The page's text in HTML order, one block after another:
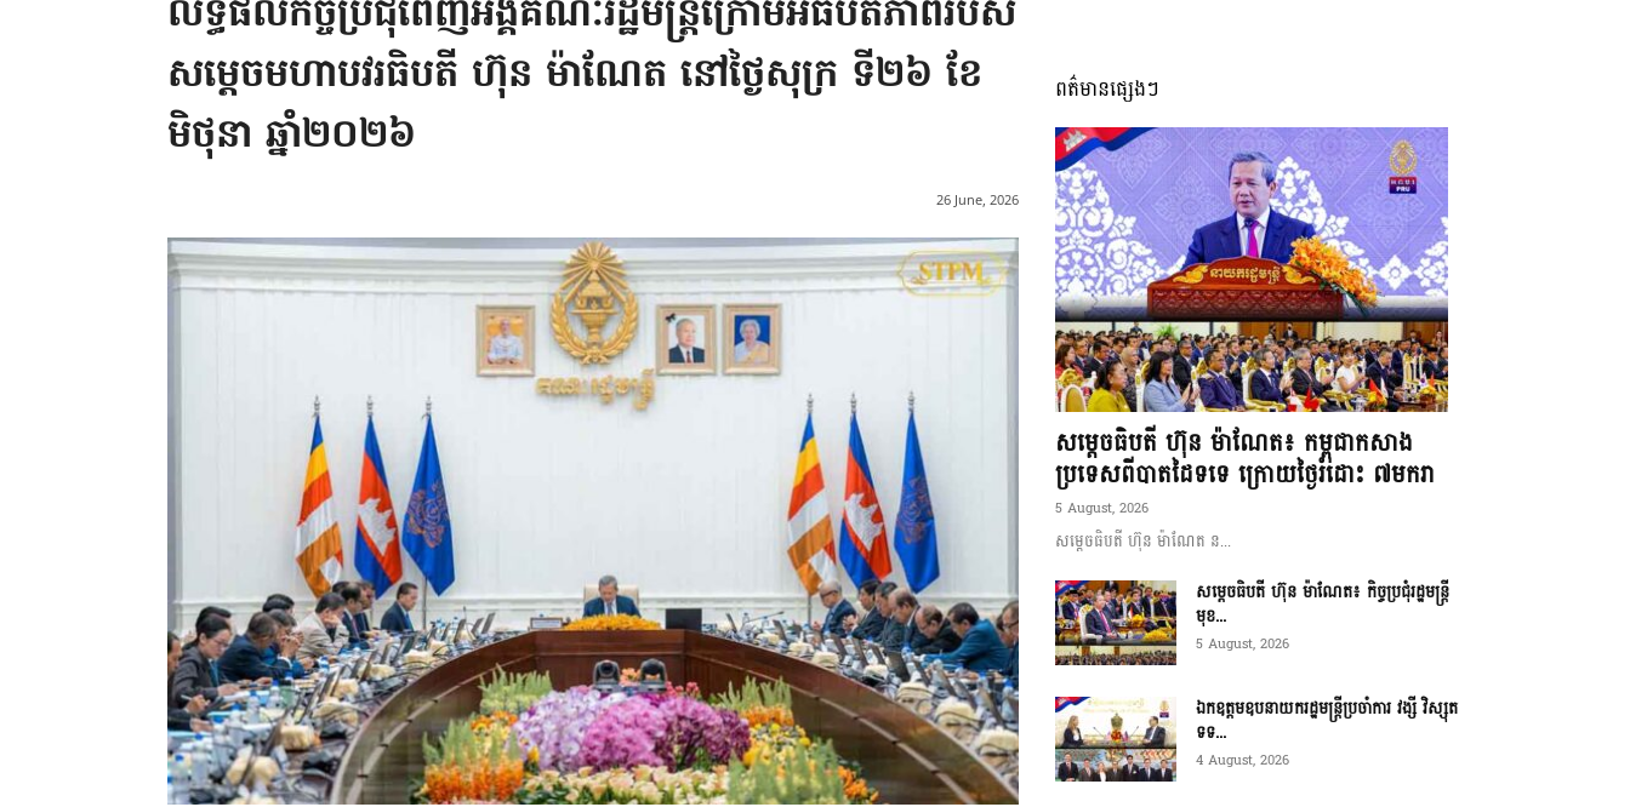
I
អង្គ
ភាព​
ព័ត៌មាន​
និង
លទ្ធផលកិច្ចប្រជុំពេញអង្គគណៈរដ្ឋមន្រ្តីក្រោមអធិបតីភាពរបស់
សម្តេចមហាបវរធិបតី ហ៊ុន ម៉ាណែត នៅថ្ងៃសុក្រ ទី២៦ ខែ
មិថុនា ឆ្នាំ២០២៦
26 June, 2026
ពត៌មានផ្សេងៗ
សម្ដេចធិបតី ហ៊ុន ម៉ាណែត៖ កម្ពុជាកសាង
ប្រទេសពីបាតដៃទទេ ក្រោយថ្ងៃរំដោះ ៧មករា
5 August, 2026
សម្ដេចធិបតី ហ៊ុន ម៉ាណែត ន...
សម្ដេចធិបតី ហ៊ុន ម៉ាណែត៖ កិច្ចប្រជុំរដ្ឋមន្ត្រី
មុខ...
5 August, 2026
ឯកឧត្តមឧបនាយករដ្ឋមន្ត្រីប្រចាំការ វង្សី វិស្សុត
ទទ...
4 August, 2026